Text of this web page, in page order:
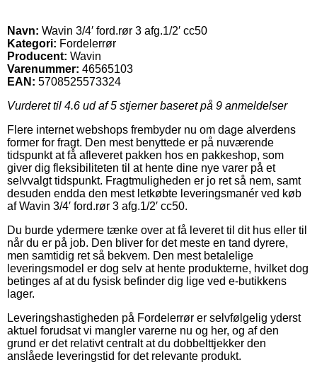
Navn: Wavin 3/4′ ford.rør 3 afg.1/2′ cc50
Kategori: Fordelerrør
Producent: Wavin
Varenummer: 46565103
EAN: 5708525573324
Vurderet til 4.6 ud af 5 stjerner baseret på 9 anmeldelser
Flere internet webshops frembyder nu om dage alverdens
former for fragt. Den mest benyttede er på nuværende
tidspunkt at få afleveret pakken hos en pakkeshop, som
giver dig fleksibiliteten til at hente dine nye varer på et
selvvalgt tidspunkt. Fragtmuligheden er jo ret så nem, samt
desuden endda den mest letkøbte leveringsmanér ved køb
af Wavin 3/4′ ford.rør 3 afg.1/2′ cc50.
Du burde ydermere tænke over at få leveret til dit hus eller til
når du er på job. Den bliver for det meste en tand dyrere,
men samtidig ret så bekvem. Den mest betalelige
leveringsmodel er dog selv at hente produkterne, hvilket dog
betinges af at du fysisk befinder dig lige ved e-butikkens
lager.
Leveringshastigheden på Fordelerrør er selvfølgelig yderst
aktuel forudsat vi mangler varerne nu og her, og af den
grund er det relativt centralt at du dobbelttjekker den
anslåede leveringstid for det relevante produkt.